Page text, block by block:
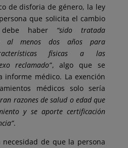
de disforia de género, la ley
que solicita el cambio
haber “sido tratada
al menos dos años para
físicas a las
reclamado”, algo que se
informe médico. La exención
médicos solo sería
razones de salud o edad que
y se aporte certificación
.
necesidad de que la persona